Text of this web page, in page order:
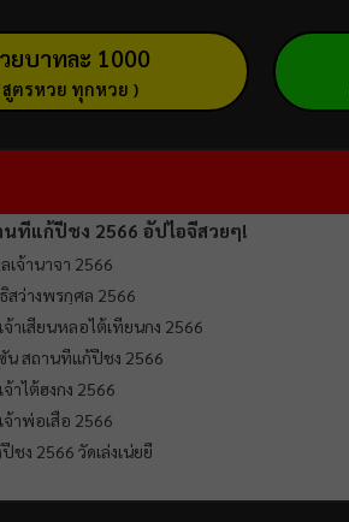
ยบาทละ 1000
สูตรหวย ทุกหวย )
นที่แก้ปีชง 2566 อัปไอจีสวยๆ!
เจ้านาจา 2566
สว่างพรกุศล 2566
จ้าเสียนหลอไต้เทียนกง 2566
น สถานที่แก้ปีชง 2566
าไต้ฮงกง 2566
จ้าพ่อเสือ 2566
ชง 2566 วัดเล่งเน่ยยี่